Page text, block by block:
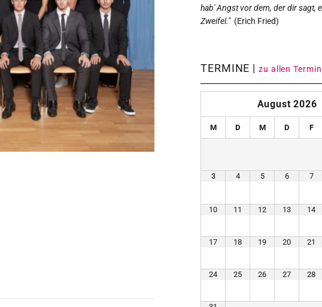
hab' Angst vor dem, der dir sagt,
Zweifel."(Erich Fried)
TERMINE | zu allen
August 2026
M D M D F
3 4 5 6 7
10 11 12 13 14
17 18 19 20 21
24 25 26 27 28